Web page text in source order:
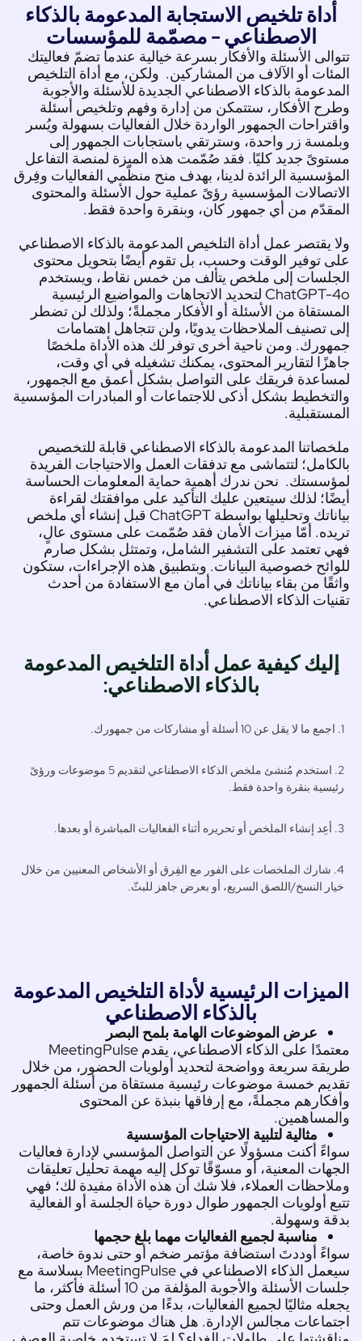
أداة تلخيص الاستجابة المدعومة بالذكاء
الاصطناعي - مصمّمة للمؤسسات
الأسئلة والأفكار بسرعة خيالية عندما تضمّ فعاليتك
أو الآلاف من المشاركين. ولكن، مع أداة التلخيص
بالذكاء الاصطناعي الجديدة للأسئلة والأجوبة
الأفكار، ستتمكن من إدارة وفهم وتلخيص أسئلة
الجمهور الواردة خلال الفعاليات بسهولة ويُسر
زر واحدة، وسترتقي باستجابات الجمهور إلى
جديد كليًا. فقد صُمّمت هذه الميزة لمنصة التفاعل
الرائدة لدينا، بهدف منح منظّمي الفعاليات وفِرق
المؤسسية رؤىً عملية حول الأسئلة والمحتوى
من أي جمهور كان، وبنقرة واحدة فقط.
يقتصر عمل أداة التلخيص المدعومة بالذكاء الاصطناعي
توفير الوقت وحسب، بل تقوم أيضًا بتحويل محتوى
إلى ملخص يتألف من خمس نقاط، ويستخدم
ChatGPT-4o لتحديد الاتجاهات والمواضيع الرئيسية
من الأسئلة أو الأفكار مجملةً؛ ولذلك لن تضطر
تصنيف الملاحظات يدويًا، ولن تتجاهل اهتمامات
ومن ناحية أخرى توفر لك هذه الأداة ملخصًا
لتقارير المحتوى، يمكنك تشغيله في أي وقت،
فريقك على التواصل بشكل أعمق مع الجمهور،
بشكل أذكى للاجتماعات أو المبادرات المؤسسية
المدعومة بالذكاء الاصطناعي قابلة للتخصيص
لتتماشى مع تدفقات العملوالاحتياجات الفريدة
نحن ندرك أهمية حماية المعلومات الحساسة
لذلك سيتعين عليك التأكيد على موافقتك لقراءة
بياناتك وتحليلها بواسطة ChatGPT قبل إنشاء أي ملخص
أمّا ميزات الأمان فقد صُمّمت على مستوى عالٍ،
تعتمد على التشفير الشامل، وتمتثل بشكل صارم
خصوصية البيانات. وبتطبيق هذه الإجراءات، ستكون
من بقاء بياناتك في أمان مع الاستفادة من أحدث
الذكاء الاصطناعي.
كيفية عمل أداة التلخيص المدعومة
بالذكاء الاصطناعي:
2. استخدم مُنشئ ملخص الذكاء الاصطناعي لتقديم 5 موضوعات ورؤىً
بنقرة واحدة فقط.
4. شارك الملخصات على الفور مع الفِرق أو الأشخاص المعنيين من خلال
النسخ/اللصق السريع، أو بعرض جاهز للبثّ.
الرئيسية لأداة التلخيص المدعومة
بالذكاء الاصطناعي
عرض الموضوعات الهامة بلمح البصر
معتمدًا على الذكاء الاصطناعي، يقدم MeetingPulse
سريعة وواضحة لتحديد أولويات الحضور، من خلال
خمسة موضوعات رئيسية مستقاة من أسئلة الجمهور
مجملةً، مع إرفاقها بنبذة عن المحتوى
مثالية لتلبية الاحتياجات المؤسسية
أكنت مسؤولًا عن التواصل المؤسسي لإدارة فعاليات
المعنية، أو مسوّقًا توكل إليه مهمة تحليل تعليقات
العملاء، فلا شك أن هذه الأداة مفيدة لك؛ فهي
أولويات الجمهور طوال دورة حياة الجلسة أو الفعالية
وسهولة.
مناسبة لجميع الفعاليات مهما بلغ حجمها
أوددتَ استضافة مؤتمر ضخم أو حتى ندوة خاصة،
سيعمل الذكاء الاصطناعي في MeetingPulse بسلاسة مع
جلسات الأسئلة والأجوبة المؤلفة من 10 أسئلة فأكثر، ما
مثاليًا لجميع الفعاليات، بدءًا من ورش العمل وحتى
مجالس الإدارة. هل هناك موضوعات تتم